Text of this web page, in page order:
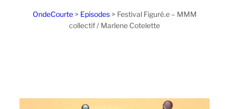
OndeCourte> Episodes> Festival Figuré.e – MMM
collectif / Marlene Cotelette